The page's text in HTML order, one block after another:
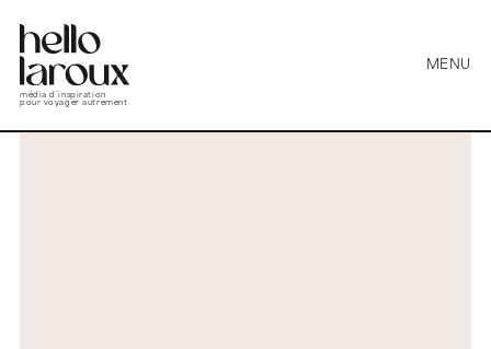
média d’inspiration
pour voyager autrement
MENU